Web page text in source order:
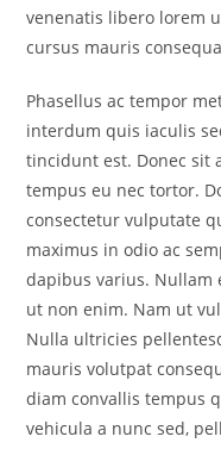
venenatis libero lorem
cursus mauris
Phasellus ac tempor
interdum quis iaculis
tincidunt est. Donec sit
tempus eu nec tortor.
consectetur vulputate
maximus in odio ac
dapibus varius. Nullam
ut non enim. Nam ut
Nulla ultricies
mauris volutpat
diam convallis tempus
vehicula a nunc sed,